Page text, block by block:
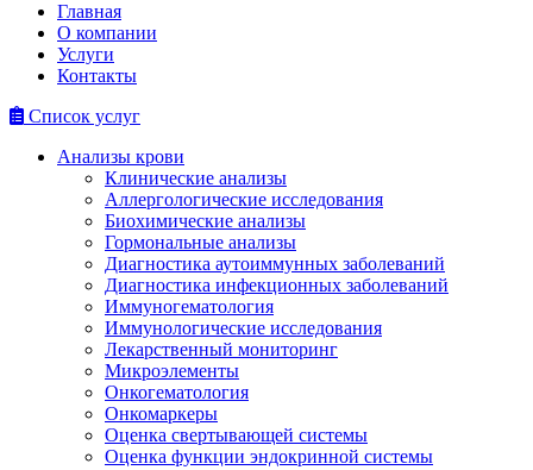
Главная
О компании
Услуги
Контакты
Список услуг
Анализы крови
Клинические анализы
Аллергологические исследования
Биохимические анализы
Гормональные анализы
Диагностика аутоиммунных заболеваний
Диагностика инфекционных заболеваний
Иммуногематология
Иммунологические исследования
Лекарственный мониторинг
Микроэлементы
Онкогематология
Онкомаркеры
Оценка свертывающей системы
Оценка функции эндокринной системы